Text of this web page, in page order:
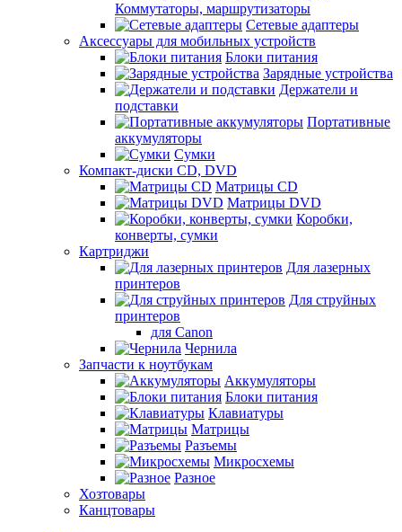
Коммутаторы, маршрутизаторы
Сетевые адаптеры
Аксессуары для мобильных устройств
Блоки питания
Зарядные устройства
Держатели и
подставки
Портативные
аккумуляторы
Сумки
Компакт-диски CD, DVD
Матрицы CD
Матрицы DVD
Коробки,
конверты, сумки
Картриджи
Для лазерных
принтеров
Для струйных
принтеров
для Canon
Чернила
Запчасти к ноутбукам
Аккумуляторы
Блоки питания
Клавиатуры
Матрицы
Разъемы
Микросхемы
Разное
Хозтовары
Канцтовары